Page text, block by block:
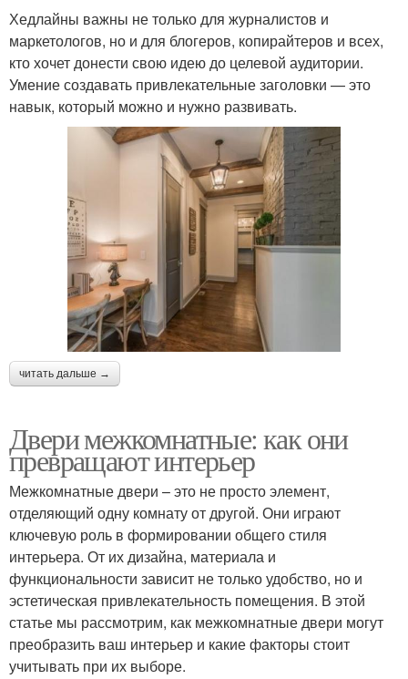
Хедлайны важны не только для журналистов и
маркетологов, но и для блогеров, копирайтеров и всех,
кто хочет донести свою идею до целевой аудитории.
Умение создавать привлекательные заголовки — это
навык, который можно и нужно развивать.
читать дальше →
Двери межкомнатные: как они
превращают интерьер
Межкомнатные двери – это не просто элемент,
отделяющий одну комнату от другой. Они играют
ключевую роль в формировании общего стиля
интерьера. От их дизайна, материала и
функциональности зависит не только удобство, но и
эстетическая привлекательность помещения. В этой
статье мы рассмотрим, как межкомнатные двери могут
преобразить ваш интерьер и какие факторы стоит
учитывать при их выборе.